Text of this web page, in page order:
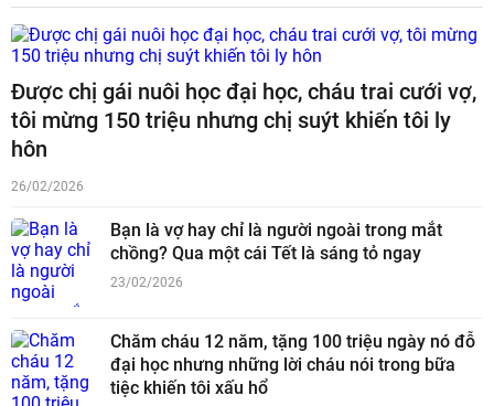
Được chị gái nuôi học đại học, cháu trai cưới vợ,
tôi mừng 150 triệu nhưng chị suýt khiến tôi ly
hôn
26/02/2026
Bạn là vợ hay chỉ là người ngoài trong mắt
chồng? Qua một cái Tết là sáng tỏ ngay
23/02/2026
Chăm cháu 12 năm, tặng 100 triệu ngày nó đỗ
đại học nhưng những lời cháu nói trong bữa
tiệc khiến tôi xấu hổ